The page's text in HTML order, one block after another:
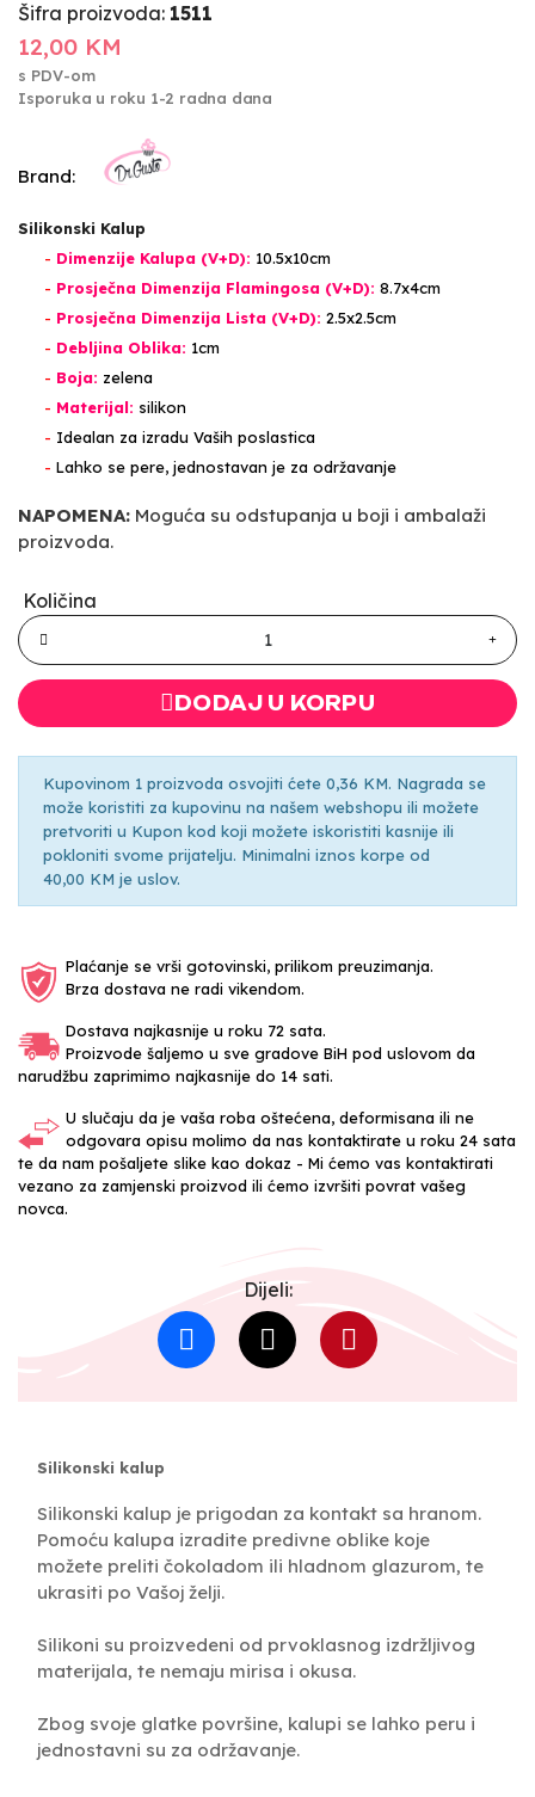
Šifra proizvoda: 1511
12,00 KM
s PDV-om
Isporuka u roku 1-2 radna dana
Brand:
Silikonski Kalup
- Dimenzije Kalupa (V+D): 10.5x10cm
- Prosječna Dimenzija Flamingosa (V+D): 8.7x4cm
- Prosječna Dimenzija Lista (V+D): 2.5x2.5cm
- Debljina Oblika: 1cm
- Boja: zelena
- Materijal: silikon
- Idealan za izradu Vaših poslastica
- Lahko se pere, jednostavan je za održavanje
NAPOMENA: Moguća su odstupanja u boji i ambalaži
proizvoda.
Količina
DODAJ U KORPU
Kupovinom 1 proizvoda osvojiti ćete 0,36 KM. Nagrada se
može koristiti za kupovinu na našem webshopu ili možete
pretvoriti u Kupon kod koji možete iskoristiti kasnije ili
pokloniti svome prijatelju. Minimalni iznos korpe od
40,00 KM je uslov.
Plaćanje se vrši gotovinski, prilikom preuzimanja.
Brza dostava ne radi vikendom.
Dostava najkasnije u roku 72 sata.
Proizvode šaljemo u sve gradove BiH pod uslovom da
narudžbu zaprimimo najkasnije do 14 sati.
U slučaju da je vaša roba oštećena, deformisana ili ne
odgovara opisu molimo da nas kontaktirate u roku 24 sata
te da nam pošaljete slike kao dokaz - Mi ćemo vas kontaktirati
vezano za zamjenski proizvod ili ćemo izvršiti povrat vašeg
novca.
Dijeli:
Silikonski kalup
Silikonski kalup je prigodan za kontakt sa hranom.
Pomoću kalupa izradite predivne oblike koje
možete preliti čokoladom ili hladnom glazurom, te
ukrasiti po Vašoj želji.
Silikoni su proizvedeni od prvoklasnog izdržljivog
materijala, te nemaju mirisa i okusa.
Zbog svoje glatke površine, kalupi se lahko peru i
jednostavni su za održavanje.